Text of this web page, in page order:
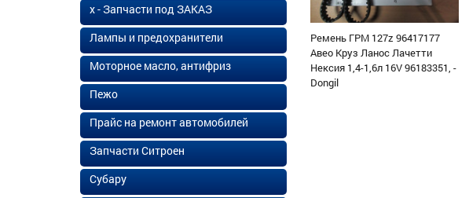
Ремень ГРМ 127z 96417177
Авео Круз Ланос Лачетти
Нексия 1,4-1,6л 16V 96183351, -
Dongil
х - Запчасти под ЗАКАЗ
Лампы и предохранители
Моторное масло, антифриз
Пежо
Прайс на ремонт автомобилей
Запчасти Ситроен
Субару